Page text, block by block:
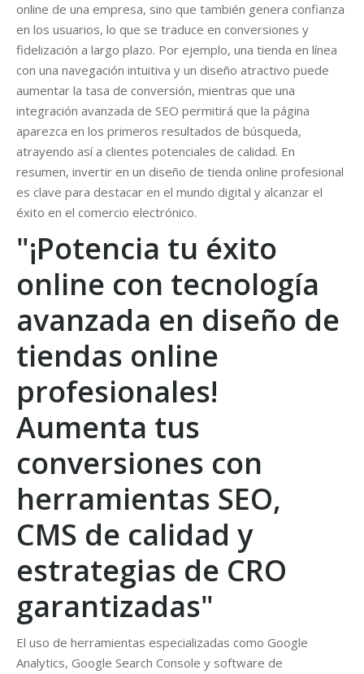
online de una empresa, sino que también genera confianza
en los usuarios, lo que se traduce en conversiones y
fidelización a largo plazo. Por ejemplo, una tienda en línea
con una navegación intuitiva y un diseño atractivo puede
aumentar la tasa de conversión, mientras que una
integración avanzada de SEO permitirá que la página
aparezca en los primeros resultados de búsqueda,
atrayendo así a clientes potenciales de calidad. En
resumen, invertir en un diseño de tienda online profesional
es clave para destacar en el mundo digital y alcanzar el
éxito en el comercio electrónico.
"¡Potencia tu éxito
online con tecnología
avanzada en diseño de
tiendas online
profesionales!
Aumenta tus
conversiones con
herramientas SEO,
CMS de calidad y
estrategias de CRO
garantizadas"
El uso de herramientas especializadas como Google
Analytics, Google Search Console y software de